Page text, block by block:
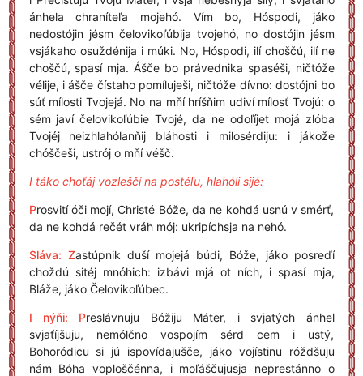
ánhela chraníteľa mojehó. Vím bo, Hóspodi, jáko
nedostójin jésm čelovikoľúbija tvojehó, no dostójin jésm
vsjákaho osuždénija i múki. No, Hóspodi, ilí choščú, ilí ne
choščú, spasí mja. Ášče bo právednika spaséši, ničtóže
vélije, i ášče čístaho pomíluješi, ničtóže dívno: dostójni bo
súť mílosti Tvojejá. No na mňí hríšňim udiví mílosť Tvojú: o
sém javí čelovikoľúbie Tvojé, da ne odoľíjet mojá zlóba
Tvojéj neizhlahólanňij bláhosti i milosérdiju: i jákože
chóščeši, ustrój o mňí véšč.
I táko choťáj vozleščí na postéľu, hlahóli sijé:
Prosvití óči mojí, Christé Bóže, da ne kohdá usnú v smérť,
da ne kohdá rečét vráh mój: ukripíchsja na nehó.
Sláva: Zastúpnik duší mojejá búdi, Bóže, jáko posreďí
choždú sitéj mnóhich: izbávi mjá ot ních, i spasí mja,
Bláže, jáko Čelovikoľúbec.
I nýňi: Preslávnuju Bóžiju Máter, i svjatých ánhel
svjaťíjšuju, nemólčno vospojím sérd cem i ustý,
Bohoródicu si jú ispovídajušče, jáko vojístinu róždšuju
nám Bóha voploščénna, i moľáščujusja neprestánno o